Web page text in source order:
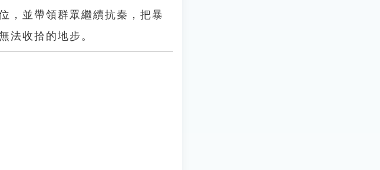
，並帶領群眾繼續抗秦，把暴
法收拾的地步。